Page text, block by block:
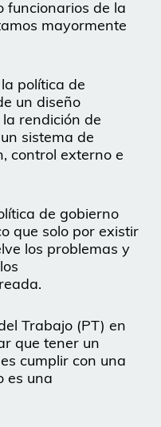
funcionarios de la
mayormente
política de
un diseño
rendición de
sistema de
control externo e
de gobierno
que solo por existir
los problemas y
Trabajo (PT) en
que tener un
cumplir con una
es una